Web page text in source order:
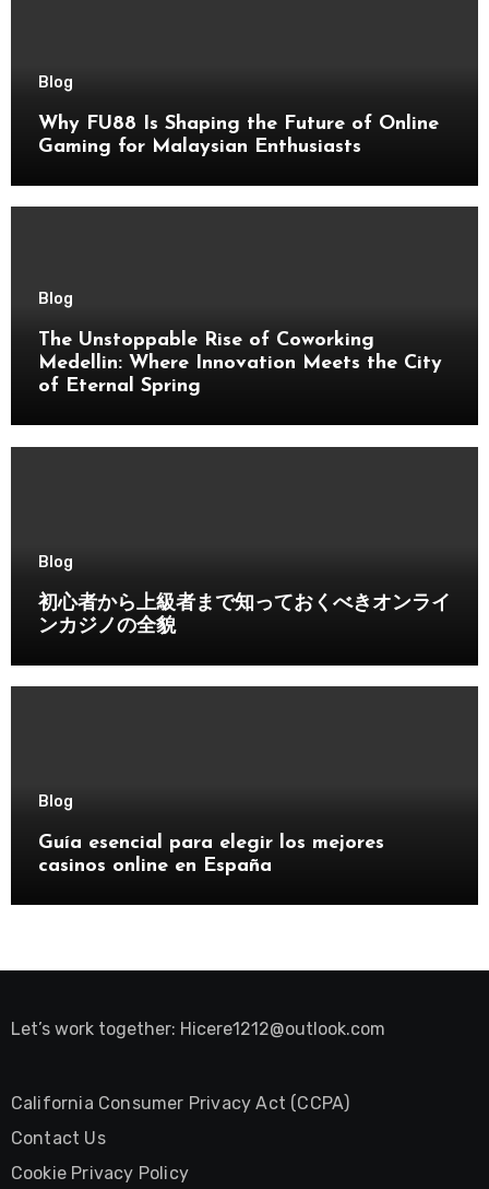
Blog
Why FU88 Is Shaping the Future of Online
Gaming for Malaysian Enthusiasts
Blog
The Unstoppable Rise of Coworking
Medellin: Where Innovation Meets the City
of Eternal Spring
Blog
初心者から上級者まで知っておくべきオンライ
ンカジノの全貌
Blog
Guía esencial para elegir los mejores
casinos online en España
Let’s work together: Hicere1212@outlook.com
California Consumer Privacy Act (CCPA)
Contact Us
Cookie Privacy Policy